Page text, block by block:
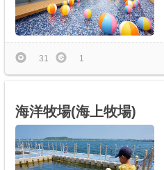
31 1
海洋牧場(海上牧場)